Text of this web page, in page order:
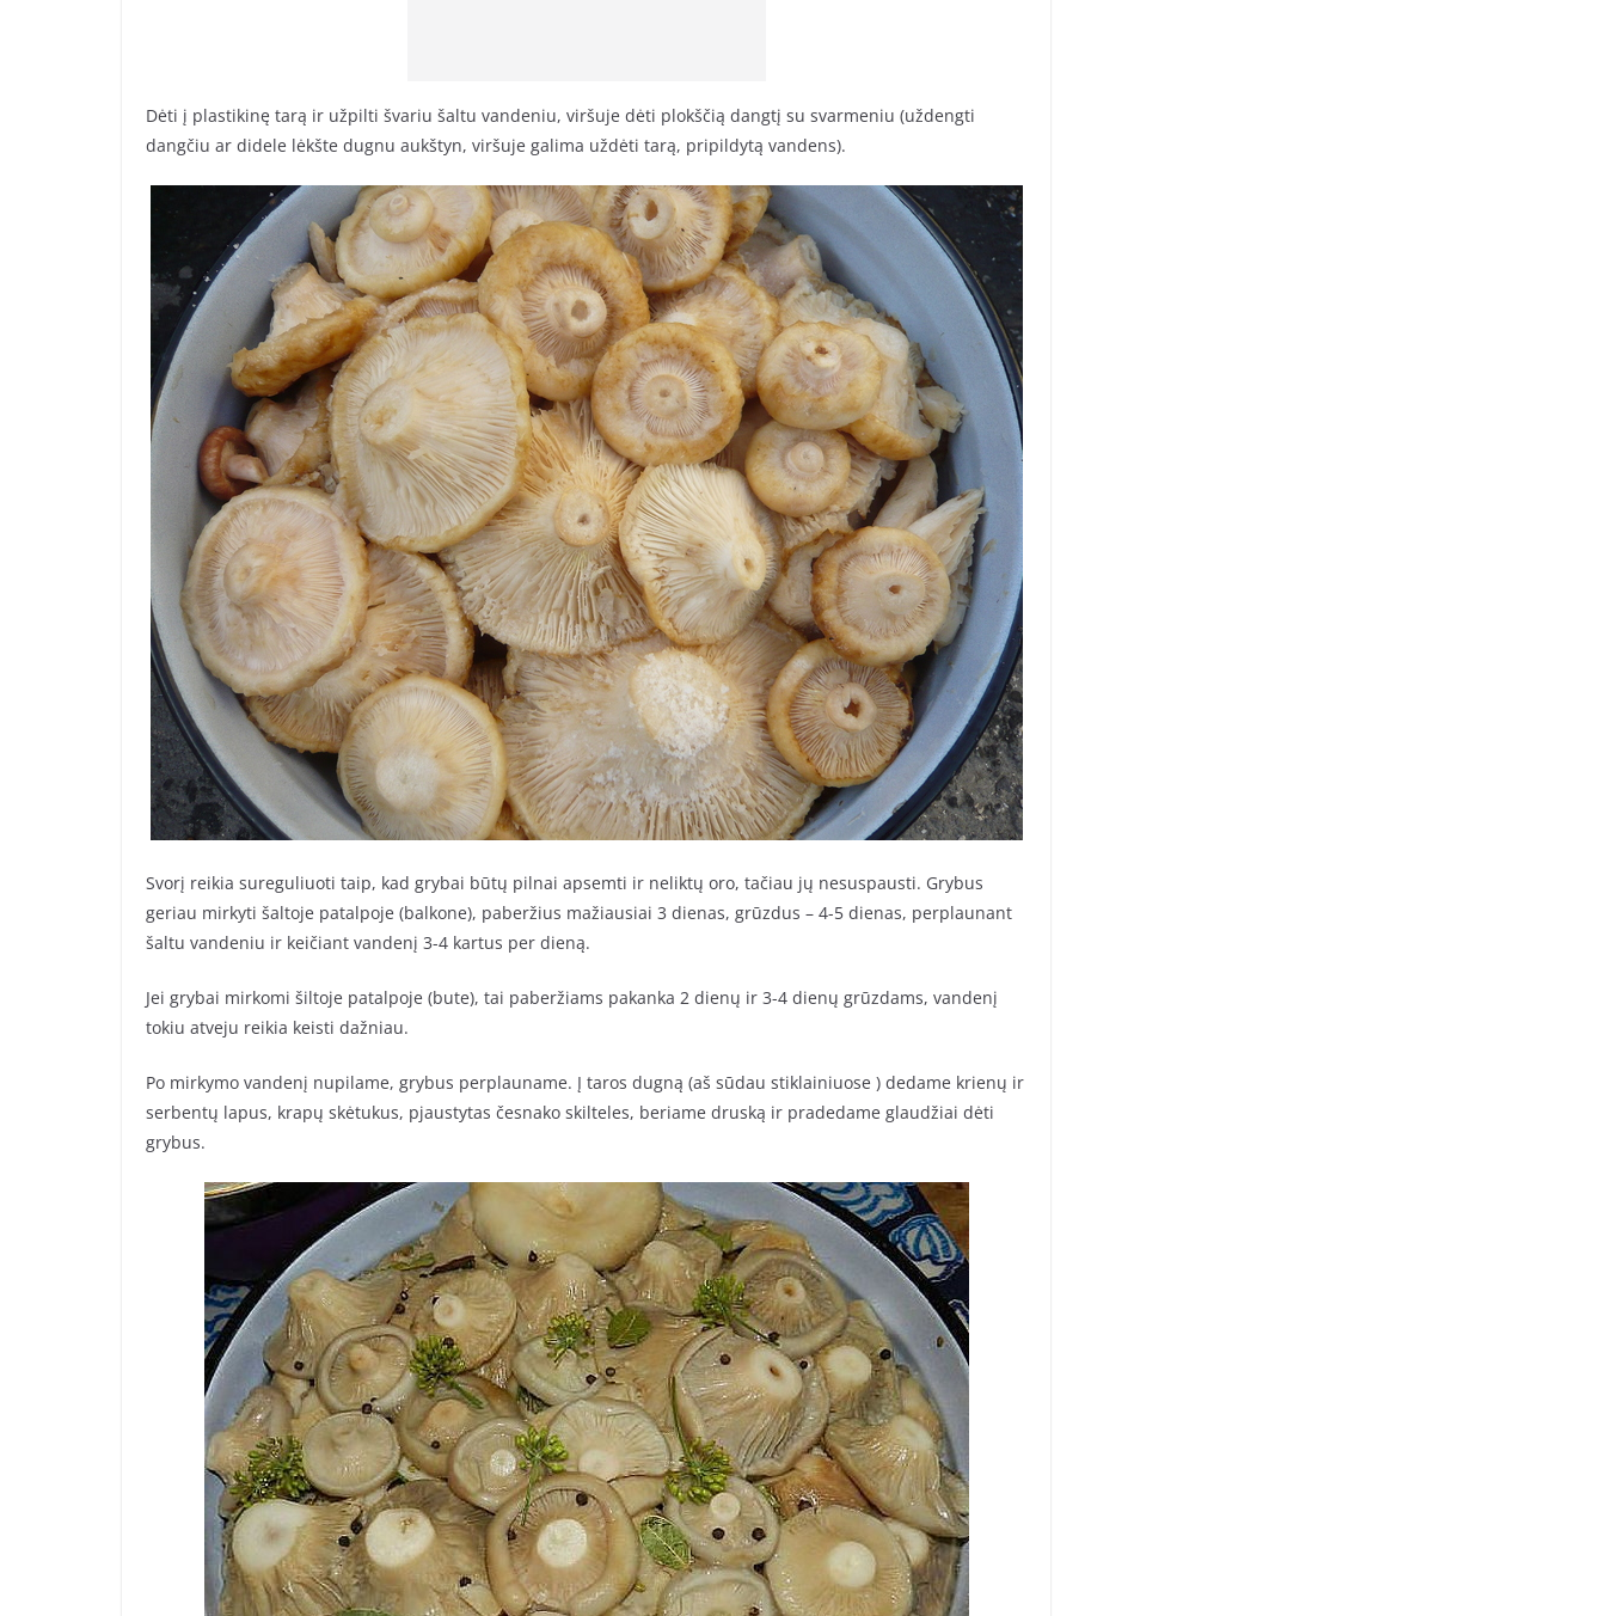
Dėti į plastikinę tarą ir užpilti švariu šaltu vandeniu, viršuje dėti plokščią dangtį su svarmeniu (uždengti
dangčiu ar didele lėkšte dugnu aukštyn, viršuje galima uždėti tarą, pripildytą vandens).
Svorį reikia sureguliuoti taip, kad grybai būtų pilnai apsemti ir neliktų oro, tačiau jų nesuspausti. Grybus
geriau mirkyti šaltoje patalpoje (balkone), paberžius mažiausiai 3 dienas, grūzdus – 4-5 dienas, perplaunant
šaltu vandeniu ir keičiant vandenį 3-4 kartus per dieną.
Jei grybai mirkomi šiltoje patalpoje (bute), tai paberžiams pakanka 2 dienų ir 3-4 dienų grūzdams, vandenį
tokiu atveju reikia keisti dažniau.
Po mirkymo vandenį nupilame, grybus perplauname. Į taros dugną (aš sūdau stiklainiuose ) dedame krienų ir
serbentų lapus, krapų skėtukus, pjaustytas česnako skilteles, beriame druską ir pradedame glaudžiai dėti
grybus.